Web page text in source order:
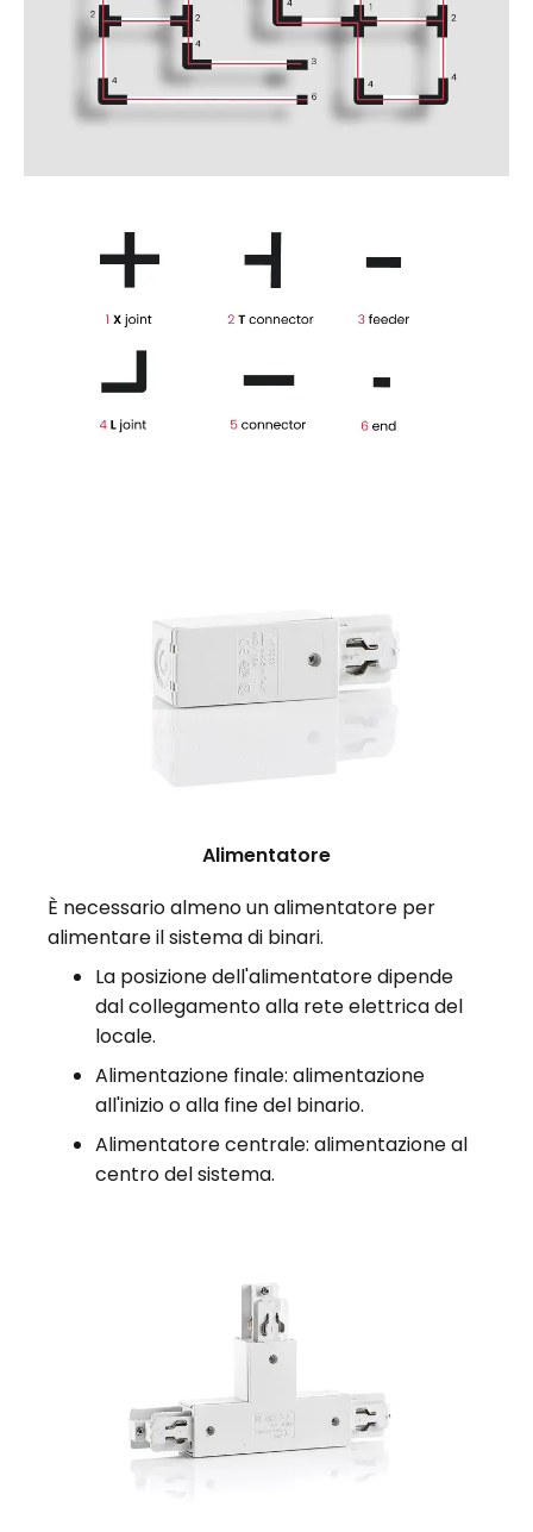
Alimentatore
È necessario almeno un alimentatore per
alimentare il sistema di binari.
La posizione dell'alimentatore dipende
dal collegamento alla rete elettrica del
locale.
Alimentazione finale: alimentazione
all'inizio o alla fine del binario.
Alimentatore centrale: alimentazione al
centro del sistema.